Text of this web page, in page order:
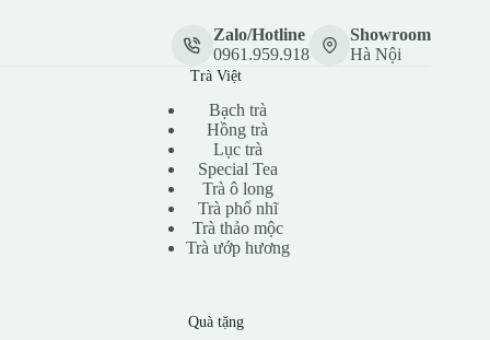
Zalo/Hotline
0961.959.918
Showroom
Hà Nội
Trà Việt
Bạch trà
Hồng trà
Lục trà
Special Tea
Trà ô long
Trà phổ nhĩ
Trà thảo mộc
Trà ướp hương
Quà tặng